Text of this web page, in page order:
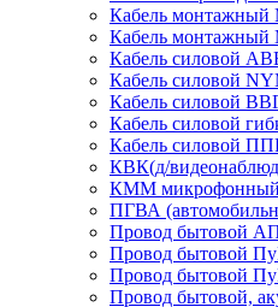
Кабель
Кабель
Кабель силовой
Кабель силовой
Кабель силовой
Кабель силовой
Кабель силовой
КВК(д/
КММ микрофонный
ПГВА
Провод бытовой
Провод бытовой
Провод бытовой
Провод бытовой,